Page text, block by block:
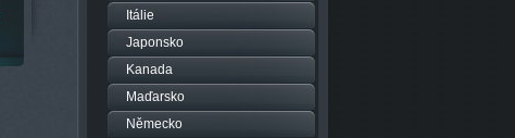
Dubrovnik - centrum
Itálie
Japonsko
Kanada
Maďarsko
Německo